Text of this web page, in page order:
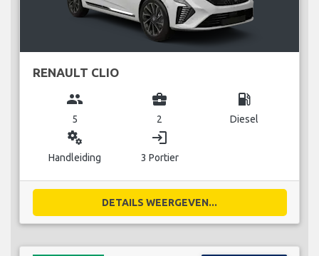
RENAULT CLIO
group
5
business_center
2
local_gas_station
Diesel
miscellaneous_services
Handleiding
login
3 Portier
DETAILS WEERGEVEN...